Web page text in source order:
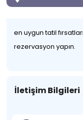
en uygun tatil
rezervasyon yapın.
İletişim Bilgileri